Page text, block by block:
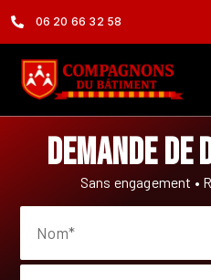
06 20 66 32 58
Demande
Sans engagement •